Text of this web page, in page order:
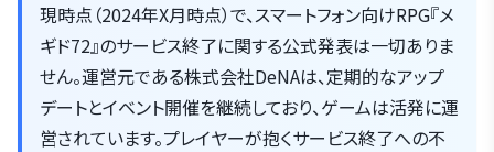
現時点（2024年X月時点）で、スマートフォン向けRPG『メ
ギド72』のサービス終了に関する公式発表は一切ありま
せん。運営元である株式会社DeNAは、定期的なアップ
デートとイベント開催を継続しており、ゲームは活発に運
営されています。プレイヤーが抱くサービス終了への不